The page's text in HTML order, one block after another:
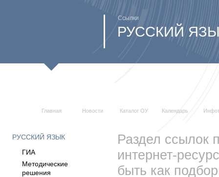
Главная Новости Каталог ОУ Календарь
РУССКИЙ
Ссылки
РУССКИЙ ЯЗЫК
ГИА
Методические
решения
Раздел ссылок
интернет-
быть как